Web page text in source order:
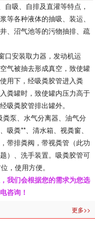
吸、自排及直灌等特点，
等各种液体的抽吸、装运、
、沼气池等的污物抽排、疏
口安装取力器，发动机运
气被抽去形成真空，致使罐
用下，经吸粪胶管进入粪
粪罐时，致使罐内压力高于
吸粪胶管排出罐外。
泵、水气分离器、油气分
吸粪**、清水箱、视粪窗、
带排粪阀，带视粪管（此功
）、洗手装置。吸粪胶管可
，使用方便。
我们会根据您的需求为您选
咨询！
更多>>